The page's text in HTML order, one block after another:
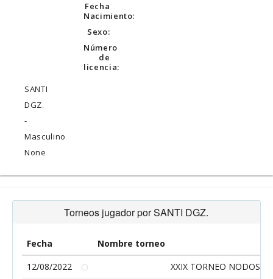
Fecha
Nacimiento:
Sexo:
Número
de
licencia:
SANTI
DGZ.
-
Masculino
None
Torneos jugador por SANTI DGZ.
Fecha
Nombre torneo
12/08/2022
XXIX TORNEO NODOSA-